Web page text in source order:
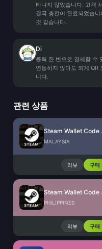
타나지 않았습니다. 고객
결국 충전이 완료되었습
것 같습니다.
Di
클릭 한 번으로 결제할 수
연동하지 않아도 되게 QR
니다.
관련 상품
MALAYSIA
리뷰 구매
PHILIPPINES
리뷰 구매